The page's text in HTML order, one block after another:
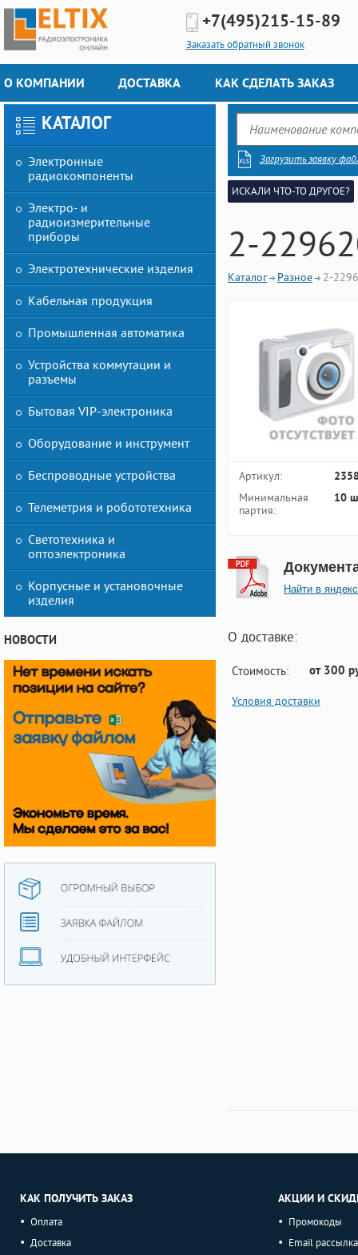
+7(495)215-15-89
Заказать обратный звонок
О КОМПАНИИ ДОСТАВКА КАК СДЕЛАТЬ ЗАКАЗ
КАТАЛОГ
Электронные
радиокомпоненты
Электро- и
радиоизмерительные
приборы
Электротехнические изделия
Кабельная продукция
Промышленная автоматика
Устройства коммутации и
разъемы
Бытовая VIP-электроника
Оборудование и инструмент
Беспроводные устройства
Телеметрия и робототехника
Светотехника и
оптоэлектроника
Корпусные и установочные
изделия
НОВОСТИ
Загрузить заявку
ИСКАЛИ ЧТО-ТО ДРУГОЕ?
2-
Каталог Разное 2-
Артикул:
Минимальная
партия:
10
Найти в яндекс
О доставке:
Стоимость: от 300
Условия доставки
КАК ПОЛУЧИТЬ ЗАКАЗ
Оплата
Доставка
АКЦИИ И
Промокоды
Email рассылка